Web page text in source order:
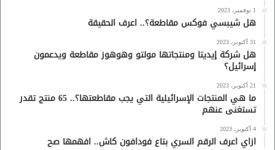
1 نوفمبر، 2023
هل شيبسي فوكس مقاطعة؟.. اعرف الحقيقة
31 أكتوبر، 2023
هل شركة إيديتا ومنتجاتها مولتو وهوهوز مقاطعة ويدعمون
إسرائيل؟
21 أكتوبر، 2023
ما هي المنتجات الإسرائيلية التي يجب مقاطعتها؟.. 65 منتج تقدر
تستغنى عنهم
4 أكتوبر، 2023
ازاي اعرف الرقم السري بتاع فودافون كاش.. افهمها صح